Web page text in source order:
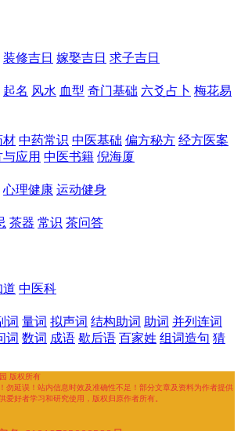
装修吉日 嫁娶吉日 求子吉日
起名 风水 血型 奇门基础 六爻占卜 梅花易
材 中药常识 中医基础 偏方秘方 经方医案
应用 中医书籍 倪海厦
心理健康 运动健身
茶器 常识 茶问答
道 中医科
词 量词 拟声词 结构助词 助词 并列连词
词 数词 成语 歇后语 百家姓 组词造句 猜
版权所有
勿延误！站内信息时效及准确性不足！部分文章及资料为作者提供
爱好者学习和研究使用，版权归原作者所有。